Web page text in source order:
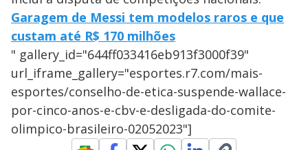
Garagem de Messi tem modelos raros e que
custam até R$ 170 milhões
" gallery_id="644ff033416eb913f3000f39"
url_iframe_gallery="esportes.r7.com/mais-
esportes/conselho-de-etica-suspende-wallace-
por-cinco-anos-e-cbv-e-desligada-do-comite-
olimpico-brasileiro-02052023"]